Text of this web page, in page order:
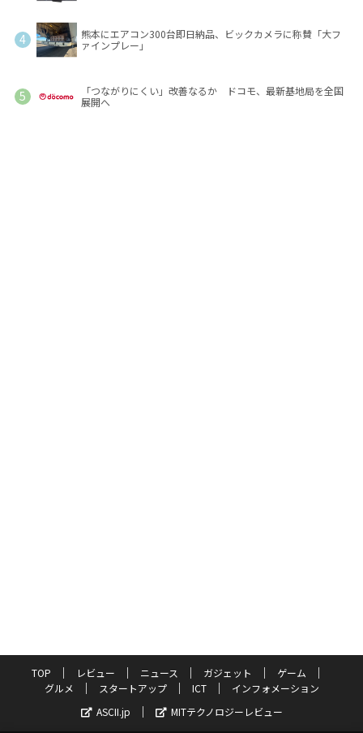
熊本にエアコン300台即日納品、ビックカメラに称賛「大フ
ァインプレー」
「つながりにくい」改善なるか ドコモ、最新基地局を全国
展開へ
TOP レビュー ニュース ガジェット
ゲーム
グルメ
スタートアップ ICT
インフォメーション
ASCII.jp
MITテクノロジーレビュー